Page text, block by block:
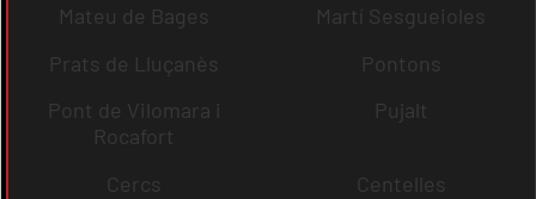
Mateu de Bages
Martí Sesgueioles
Prats de Lluçanès
Pontons
Pont de Vilomara i
Rocafort
Pujalt
Cercs
Centelles